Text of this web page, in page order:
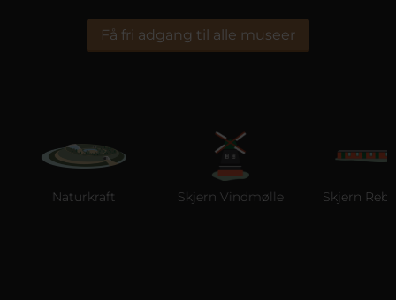
Få fri adgang til alle museer
Naturkraft Skjern Vindmølle Skjern